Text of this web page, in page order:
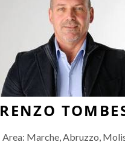
RENZO
Area: Marche, Abruzzo,